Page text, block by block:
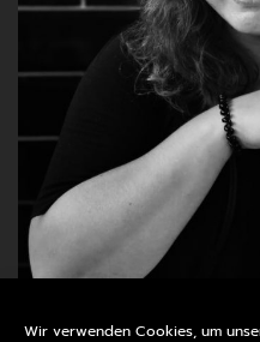
Wir verwenden Cookies, um